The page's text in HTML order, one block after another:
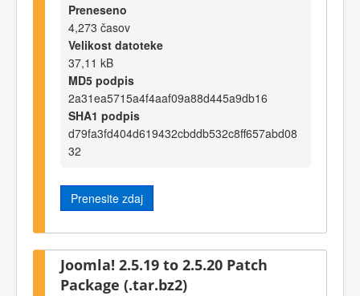
Preneseno
4,273 časov
Velikost datoteke
37,11 kB
MD5 podpis
2a31ea5715a4f4aaf09a88d445a9db16
SHA1 podpis
d79fa3fd404d619432cbddb532c8ff657abd08
32
Prenesite zdaj
Joomla! 2.5.19 to 2.5.20 Patch
Package (.tar.bz2)